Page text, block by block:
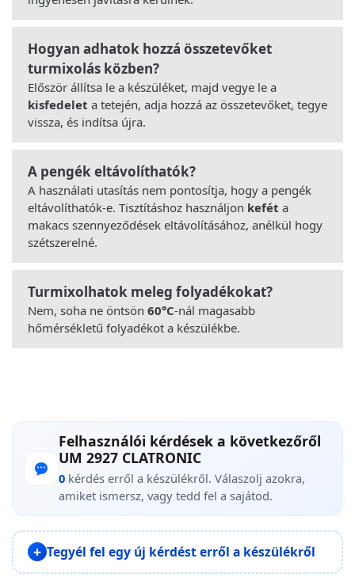
Hogyan adhatok hozzá összetevőket
turmixolás közben?
Először állítsa le a készüléket, majd vegye le a
kisfedelet a tetején, adja hozzá az összetevőket, tegye
vissza, és indítsa újra.
A pengék eltávolíthatók?
A használati utasítás nem pontosítja, hogy a pengék
eltávolíthatók-e. Tisztításhoz használjon kefét a
makacs szennyeződések eltávolításához, anélkül hogy
szétszerelné.
Turmixolhatok meleg folyadékokat?
Nem, soha ne öntsön 60°C-nál magasabb
hőmérsékletű folyadékot a készülékbe.
Felhasználói kérdések a következőről
UM 2927 CLATRONIC
0 kérdés erről a készülékről. Válaszolj azokra,
amiket ismersz, vagy tedd fel a sajátod.
Tegyél fel egy új kérdést erről a készülékről